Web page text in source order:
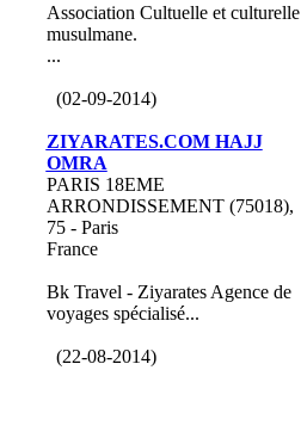
Association Cultuelle et culturelle
musulmane.
...
(02-09-2014)
ZIYARATES.COM HAJJ
OMRA
PARIS 18EME
ARRONDISSEMENT (75018),
75 - Paris
France
Bk Travel - Ziyarates Agence de
voyages spécialisé...
(22-08-2014)